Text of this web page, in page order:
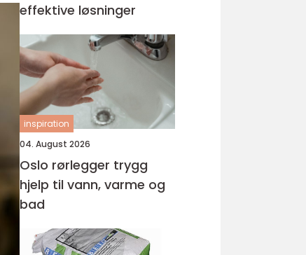
effektive løsninger
inspiration
04. August 2026
Oslo rørlegger trygg
hjelp til vann, varme og
bad